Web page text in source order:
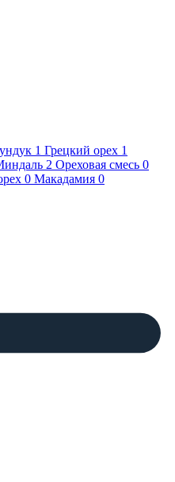
1 Грецкий орех 1
2 Ореховая смесь 0
0 Макадамия 0